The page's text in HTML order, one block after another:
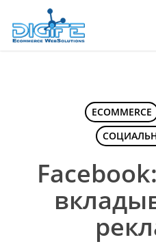
основному
ECOMMERCE